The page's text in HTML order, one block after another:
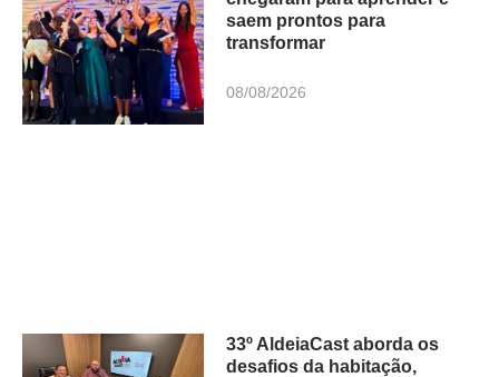
saem prontos para
transformar
08/08/2026
33º AldeiaCast aborda os
desafios da habitação,